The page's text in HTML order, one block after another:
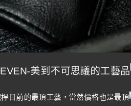
美到不可思議的工藝品
目前的最頂工藝，當然價格也是最頂